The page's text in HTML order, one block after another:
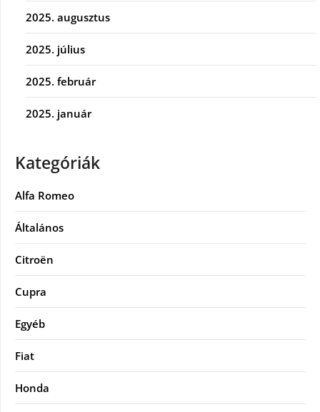
2025. augusztus
2025. július
2025. február
2025. január
Kategóriák
Alfa Romeo
Általános
Citroën
Cupra
Egyéb
Fiat
Honda